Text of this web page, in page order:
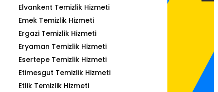
Elvankent Temizlik Hizmeti
Emek Temizlik Hizmeti
Ergazi Temizlik Hizmeti
Eryaman Temizlik Hizmeti
Esertepe Temizlik Hizmeti
Etimesgut Temizlik Hizmeti
Etlik Temizlik Hizmeti